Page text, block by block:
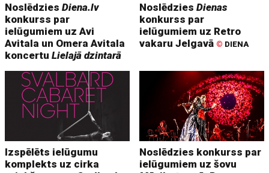
NoslēdziesDiena.lv
konkurss par
ielūgumiem uz Avi
Avitala un Omera Avitala
koncertuLielajā dzintarā
NoslēdziesDienas
konkurss par
ielūgumiem uz Retro
vakaru Jelgavā © DIENA
Izspēlēts ielūgumu
komplekts uz cirka
Noslēdzies konkurss par
ielūgumiem uz šovu